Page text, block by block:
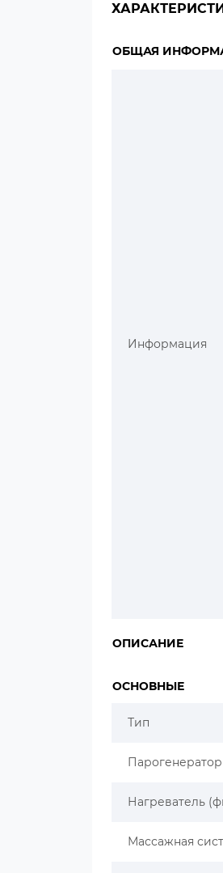
ОБЩАЯ
Информация
ОПИСАНИЕ
ОСНОВНЫЕ
Тип
Нагреватель
Массажная